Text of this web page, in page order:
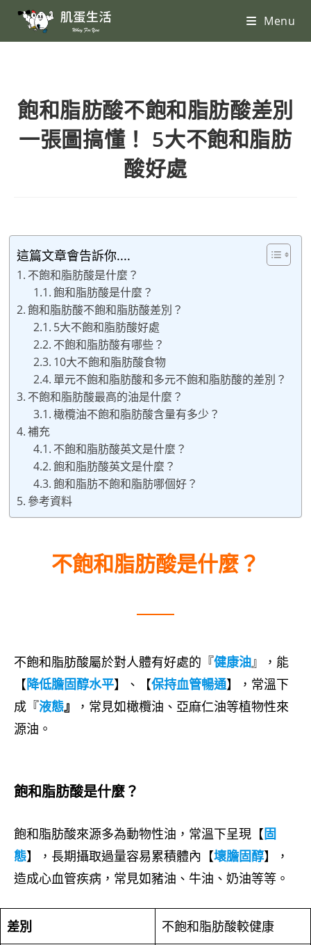
Menu
飽和脂肪酸不飽和脂肪酸差別
一張圖搞懂！ 5大不飽和脂肪
酸好處
這篇文章會告訴你....
不飽和脂肪酸是什麼？
飽和脂肪酸是什麼？
飽和脂肪酸不飽和脂肪酸差別？
5大不飽和脂肪酸好處
不飽和脂肪酸有哪些？
10大不飽和脂肪酸食物
單元不飽和脂肪酸和多元不飽和脂肪酸的差別？
不飽和脂肪酸最高的油是什麼？
橄欖油不飽和脂肪酸含量有多少？
補充
不飽和脂肪酸英文是什麼？
飽和脂肪酸英文是什麼？
飽和脂肪不飽和脂肪哪個好？
參考資料
不飽和脂肪酸是什麼？
不飽和脂肪酸屬於對人體有好處的『健康油』，能
【降低膽固醇水平】、【保持血管暢通】，常溫下
成『液態』
，常見如橄欖油、亞麻仁油等植物性來
源油。
飽和脂肪酸是什麼？
飽和脂肪酸來源多為動物性油，常溫下呈現【固
態】，長期攝取過量容易累積體內【壞膽固醇】，
造成心血管疾病，常見如豬油、牛油、奶油等等。
差別 不飽和脂肪酸較健康